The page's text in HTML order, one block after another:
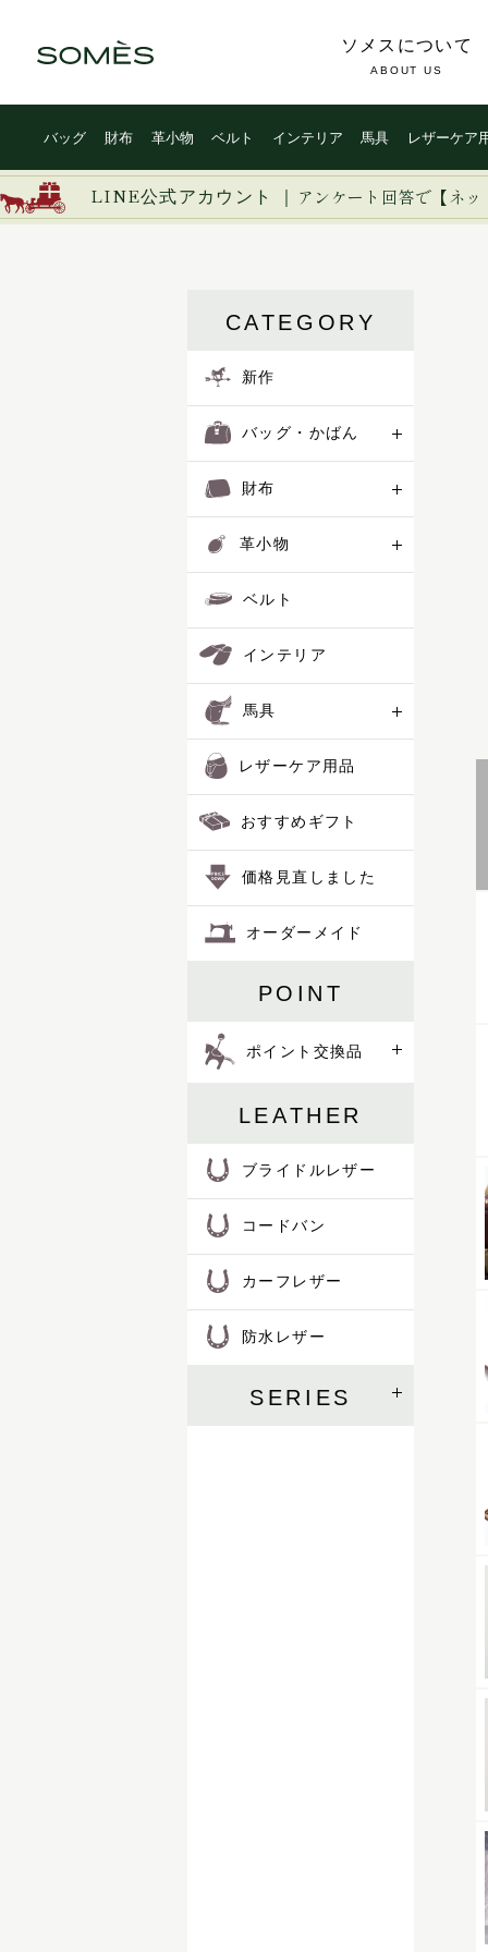
バッグ 財布 革小物 ベルト インテリア 馬具 レザーケア
ソメスについて
ABOUT US
LINE公式アカウント ｜ アンケート回答で【ネ
CATEGORY
新作
バッグ・かばん
財布
革小物
ベルト
インテリア
馬具
レザーケア用品
おすすめギフト
価格見直しました
オーダーメイド
POINT
ポイント交換品
LEATHER
ブライドルレザー
コードバン
カーフレザー
防水レザー
SERIES